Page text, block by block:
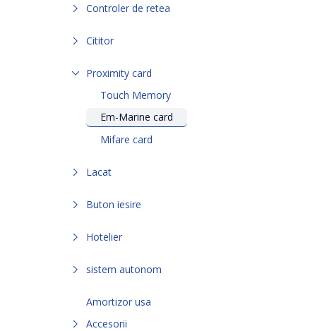
Controler de retea
Cititor
Proximity card
Touch Memory
Em-Marine card
Mifare card
Lacat
Buton iesire
Hotelier
sistem autonom
Amortizor usa
Accesorii